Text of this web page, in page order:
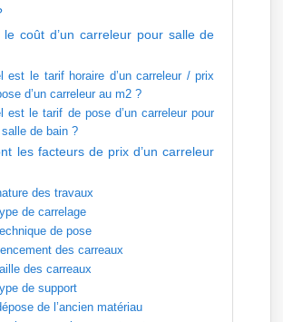
coût d’un carreleur pour salle de
est le tarif horaire d’un carreleur / prix
d’un carreleur au m2 ?
est le tarif de pose d’un carreleur pour
de bain ?
les facteurs de prix d’un carreleur
des travaux
de carrelage
de pose
des carreaux
des carreaux
de support
de l’ancien matériau